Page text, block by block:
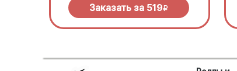
Заказать за 519R